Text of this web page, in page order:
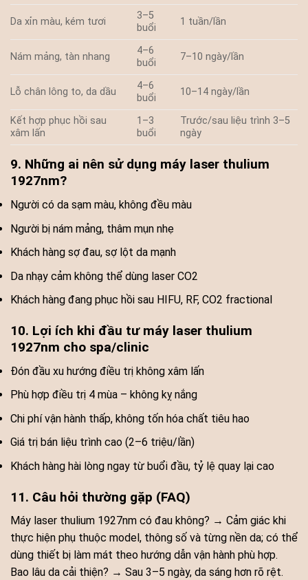
Da xỉn màu, kém tươi
3–5
buổi
1 tuần/lần
Nám mảng, tàn nhang
4–6
buổi
7–10 ngày/lần
Lỗ chân lông to, da dầu
4–6
buổi
10–14 ngày/lần
Kết hợp phục hồi sau
xâm lấn
1–3
buổi
Trước/sau liệu trình 3–5
ngày
9. Những ai nên sử dụng máy laser thulium
1927nm?
Người có da sạm màu, không đều màu
Người bị nám mảng, thâm mụn nhẹ
Khách hàng sợ đau, sợ lột da mạnh
Da nhạy cảm không thể dùng laser CO2
Khách hàng đang phục hồi sau HIFU, RF, CO2 fractional
10. Lợi ích khi đầu tư máy laser thulium
1927nm cho spa/clinic
Đón đầu xu hướng điều trị không xâm lấn
Phù hợp điều trị 4 mùa – không kỵ nắng
Chi phí vận hành thấp, không tốn hóa chất tiêu hao
Giá trị bán liệu trình cao (2–6 triệu/lần)
Khách hàng hài lòng ngay từ buổi đầu, tỷ lệ quay lại cao
11. Câu hỏi thường gặp (FAQ)
Máy laser thulium 1927nm có đau không? → Cảm giác khi
thực hiện phụ thuộc model, thông số và từng nền da; có thể
dùng thiết bị làm mát theo hướng dẫn vận hành phù hợp.
Bao lâu da cải thiện? → Sau 3–5 ngày, da sáng hơn rõ rệt.